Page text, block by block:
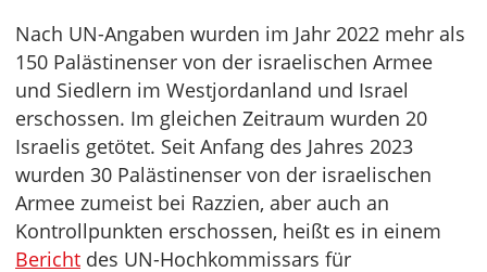
Nach UN-Angaben wurden im Jahr 2022 mehr als
150 Palästinenser von der israelischen Armee
und Siedlern im Westjordanland und Israel
erschossen. Im gleichen Zeitraum wurden 20
Israelis getötet. Seit Anfang des Jahres 2023
wurden 30 Palästinenser von der israelischen
Armee zumeist bei Razzien, aber auch an
Kontrollpunkten erschossen, heißt es in einem
Bericht des UN-Hochkommissars für